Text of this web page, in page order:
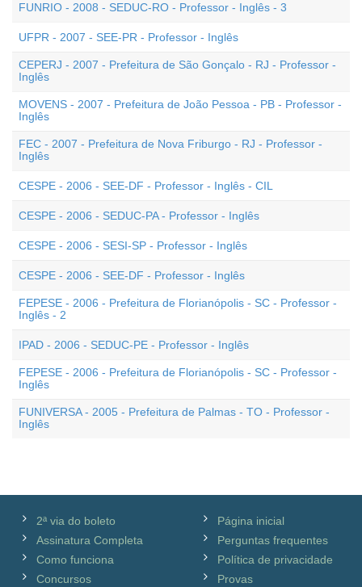
FUNRIO - 2008 - SEDUC-RO - Professor - Inglês - 3
UFPR - 2007 - SEE-PR - Professor - Inglês
CEPERJ - 2007 - Prefeitura de São Gonçalo - RJ - Professor -
Inglês
MOVENS - 2007 - Prefeitura de João Pessoa - PB - Professor -
Inglês
FEC - 2007 - Prefeitura de Nova Friburgo - RJ - Professor -
Inglês
CESPE - 2006 - SEE-DF - Professor - Inglês - CIL
CESPE - 2006 - SEDUC-PA - Professor - Inglês
CESPE - 2006 - SESI-SP - Professor - Inglês
CESPE - 2006 - SEE-DF - Professor - Inglês
FEPESE - 2006 - Prefeitura de Florianópolis - SC - Professor -
Inglês - 2
IPAD - 2006 - SEDUC-PE - Professor - Inglês
FEPESE - 2006 - Prefeitura de Florianópolis - SC - Professor -
Inglês
FUNIVERSA - 2005 - Prefeitura de Palmas - TO - Professor -
Inglês
2ª via do boleto
Assinatura Completa
Como funciona
Concursos
Página inicial
Perguntas frequentes
Política de privacidade
Provas